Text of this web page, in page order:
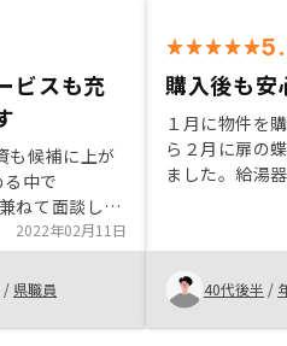
ビスも充
も候補に上が
中で
ねて面談して
時世、詐欺や
含め、購入に
丁寧で信頼で
きました。物
でしたが営業
2022年02月11日
/ 県職員
購入後も安
１月に物件を
ら２月に扉の
ました。給湯
RENOCYで対
ーアップも任
40代後半 /